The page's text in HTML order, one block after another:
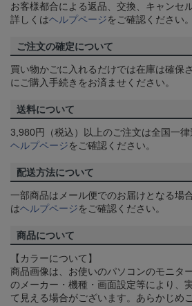
お客様都合による返品、交換、キャンセ
詳しくはヘルプページをご確認ください。
ご注文の確定について
買い物かごに入れるだけでは在庫は確保
にご購入手続きをお済ませください。
送料について
3,980円（税込）以上のご注文は全国一
ヘルプページをご確認ください。
配送方法について
一部商品はメール便でのお届けとなる場
はヘルプページをご確認ください。
商品について
【カラーについて】
商品画像は、お使いのパソコンのモニタ
のメーカー・機種・画面設定等により、
て見える場合がございます。あらかじめ